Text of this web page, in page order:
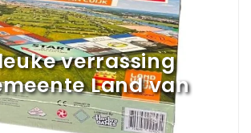
verrassing
Land van